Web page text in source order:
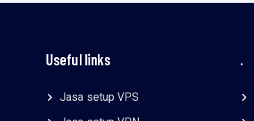
Useful links
Jasa setup VPS
.